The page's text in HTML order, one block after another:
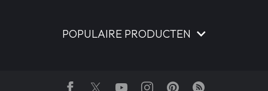
POPULAIRE PRODUCTEN